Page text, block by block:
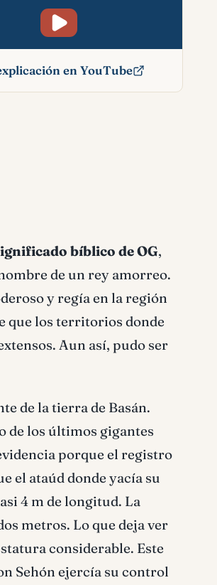
A+ en YouTube
bíblico de OG,
de un rey amorreo.
y regía en la región
que los territorios donde
Aun así, pudo ser
de la tierra de Basán.
de los últimos gigantes
porque el registro
el ataúd donde yacía su
4 m de longitud. La
metros. Lo que deja ver
considerable. Este
Sehón ejercía su control